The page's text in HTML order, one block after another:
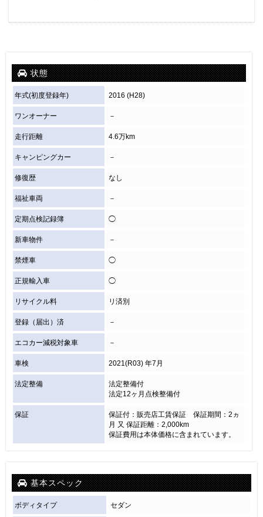
状態
年式(初度登録年) 2016 (H28)
ワンオーナー －
走行距離 4.6万km
キャンピングカー －
修復歴 なし
福祉車両 －
定期点検記録簿 ◯
新車物件 －
禁煙車 ◯
正規輸入車 ◯
リサイクル料 リ済別
登録（届出）済 －
エコカー減税対象車 －
車検 2021(R03) 年7月
法定整備
法定整備付
法定12ヶ月点検整備付
保証
保証付：販売店工賃保証 保証期間：2ヵ
月 又 保証距離：2,000km
保証費用は本体価格に含まれています。
基本スペック
ボディタイプ セダン